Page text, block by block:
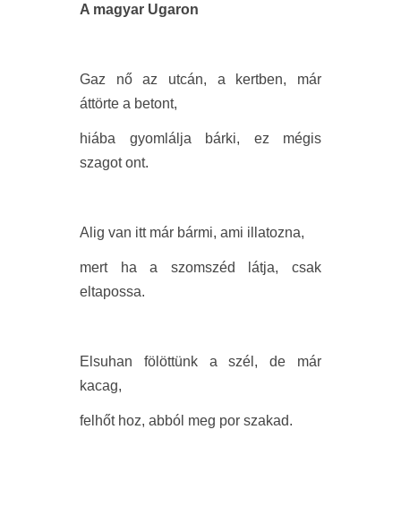
A magyar Ugaron
Gaz nő az utcán, a kertben, már
áttörte a betont,
hiába gyomlálja bárki, ez mégis
szagot ont.
Alig van itt már bármi, ami illatozna,
mert ha a szomszéd látja, csak
eltapossa.
Elsuhan fölöttünk a szél, de már
kacag,
felhőt hoz, abból meg por szakad.